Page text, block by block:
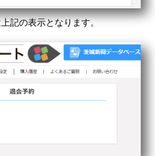
記の表示となります。